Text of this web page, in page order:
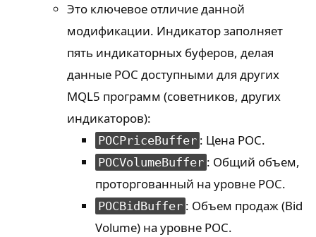
Это ключевое отличие данной
модификации. Индикатор заполняет
пять индикаторных буферов, делая
данные POC доступными для других
MQL5 программ (советников, других
индикаторов):
POCPriceBuffer : Цена POC.
POCVolumeBuffer : Общий объем,
проторгованный на уровне POC.
POCBidBuffer : Объем продаж (Bid
Volume) на уровне POC.